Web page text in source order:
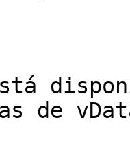
de